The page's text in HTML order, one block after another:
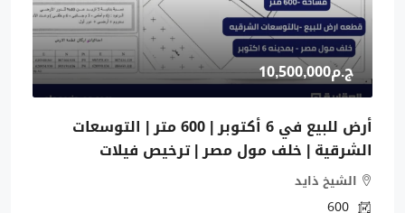
ج.م10,500,000
أرض للبيع في 6 أكتوبر | 600 متر | التوسعات
الشرقية | خلف مول مصر | ترخيص فيلات
الشيخ ذايد
600